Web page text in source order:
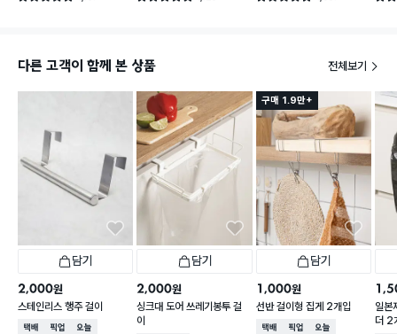
건 작성 건 작성 건 작성
다른 고객이 함께 본 상품 전체보기
담기
2,000원
스테인리스 행주 걸이
택배배송매장픽업오늘배송
담기
2,000원
싱크대 도어 쓰레기봉투 걸
이
구매 1.9만+
담기
1,000원
선반 걸이형 집게 2개입
택배배송매장픽업오늘배송
일본
더 2